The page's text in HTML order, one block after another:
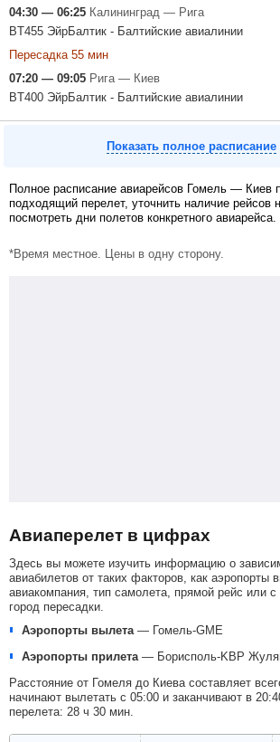
04:30 — 06:25 Калининград — Рига
BT455 ЭйрБалтик - Балтийские авиалинии
Пересадка 55 мин
07:20 — 09:05 Рига — Киев
BT400 ЭйрБалтик - Балтийские авиалинии
Показать полное расписание
Полное расписание авиарейсов Гомель — Киев
подходящий перелет, уточнить наличие рейсов
посмотреть дни полетов конкретного авиарейса.
*Время местное. Цены в одну сторону.
Авиаперелет в цифрах
Здесь вы можете изучить информацию о
авиабилетов от таких факторов, как аэропорты
авиакомпания, тип самолета, прямой рейс или с
город пересадки.
Аэропорты вылета — Гомель-GME
Аэропорты прилета — Борисполь-KBP
Расстояние от Гомеля до Киева составляет
начинают вылетать с 05:00 и заканчивают в
перелета: 28 ч 30 мин.